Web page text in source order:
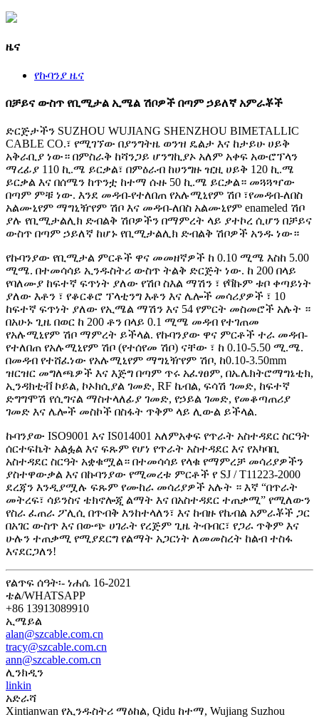
ዜና
የኩባንያ ዜና
በቻይና ውስጥ የቢሚታል ኢሜል ሽቦዎች በጣም ኃይለኛ አምራቾች
ድርጅታችን SUZHOU WUJIANG SHENZHOU BIMETALLIC
CABLE CO.፣ የሚገኘው በያንግትዜ ወንዝ ዴልታ እና ከታይሁ ሀይቅ
አቅራቢያ ነው። በምስራቅ ከሻንጋይ ሆንግኪያኦ አለም አቀፍ አውሮፕላን
ማረፊያ 110 ኪ.ሜ ይርቃል፣ በምዕራብ ከሀንግዙ ዢዚ ሀይቅ 120 ኪ.ሜ
ይርቃል እና በሰሜን ከጥንቷ ከተማ ሱዙ 50 ኪ.ሜ ይርቃል። መጓጓዣው
በጣም ምቹ ነው. እንደ መዳብ-የተለበጠ የአሉሚኒየም ሽቦ ፣የመዳብ-ለበስ
አልሙኒየም ማግኒዥየም ሽቦ እና መዳብ-ለበስ አልሙኒየም enameled ሽቦ
ያሉ የቢሚታልሊክ ድብልቅ ሽቦዎችን በማምረት ላይ ያተኮረ ሲሆን በቻይና
ውስጥ በጣም ኃይለኛ ከሆኑ የቢሚታልሊክ ድብልቅ ሽቦዎች አንዱ ነው።
የኩባንያው የቢሚታል ምርቶች ዋና መመዘኛዎች ከ 0.10 ሚሜ እስከ 5.00
ሚሜ. በተመሳሳይ ኢንዱስትሪ ውስጥ ትልቅ ድርጅት ነው. ከ 200 በላይ
የባለሙያ ከፍተኛ ፍጥነት ያለው የሽቦ ስእል ማሽን ፣ የቫኩም ቱቦ ቀጣይነት
ያለው እቶን ፣ የቆርቆሮ ፕላቲንግ እቶን እና ሌሎች መሳሪያዎች ፣ 10
ከፍተኛ ፍጥነት ያለው የኢሜል ማሽን እና 54 የምርት መስመሮች አሉት ።
በአሁኑ ጊዜ በወር ከ 200 ቶን በላይ 0.1 ሚሜ መዳብ የተገጠመ
የአሉሚኒየም ሽቦ ማምረት ይችላል. የኩባንያው ዋና ምርቶች ተራ መዳብ-
የተለበጠ የአሉሚኒየም ሽቦ (የተሰየመ ሽቦ) ናቸው ፣ ከ 0.10-5.50 ሚ.ሜ.
በመዳብ የተሸፈነው የአሉሚኒየም ማግኒዥየም ሽቦ, ከ0.10-3.50mm
ዝርዝር መግለጫዎች እና እጅግ በጣም ጥሩ አፈፃፀም, በኤሌክትሮማግኔቲክ,
ኢንዳክቲቭ ኮይል, ኮኦክሲያል ገመድ, RF ኬብል, ፍሳሽ ገመድ, ከፍተኛ
ድግግሞሽ የሲግናል ማስተላለፊያ ገመድ, የኃይል ገመድ, የመቆጣጠሪያ
ገመድ እና ሌሎች መስኮች በስፋት ጥቅም ላይ ሊውል ይችላል.
ኩባንያው ISO9001 እና IS014001 አለምአቀፍ የጥራት አስተዳደር ስርዓት
ሰርተፍኬት አልፏል እና ፍጹም የሆነ የጥራት አስተዳደር እና የአካባቢ
አስተዳደር ስርዓት አቋቁሟል። በተመሳሳይ የላቁ የማምረቻ መሳሪያዎችን
ያስተዋውቃል እና በኩባንያው የሚመረቱ ምርቶች የ SJ / T11223-2000
ደረጃን እንዲያሟሉ ፍጹም የሙከራ መሳሪያዎች አሉት ። እኛ “በጥራት
መትረፍ፣ ሳይንስና ቴክኖሎጂ ልማት እና በአስተዳደር ተጠቃሚ” የሚለውን
የስራ ፈጠራ ፖሊሲ በጥብቅ እንከተላለን፣ እና ከብዙ የኬብል አምራቾች ጋር
በአገር ውስጥ እና በውጭ ሀገራት የረጅም ጊዜ ትብብር፣ የጋራ ጥቅም እና
ሁሉን ተጠቃሚ የሚያደርግ የልማት አጋርነት ለመመስረት ከልብ ተስፋ
እናደርጋለን!
የልጥፍ ሰዓት፡- ነሐሴ 16-2021
ቴል/WHATSAPP
+86 13913089910
ኢሜይል
alan@szcable.com.cn
tracy@szcable.com.cn
ann@szcable.com.cn
ሊንክዲን
linkin
አድራሻ
Xintianwan የኢንዱስትሪ ማዕከል, Qidu ከተማ, Wujiang Suzhou